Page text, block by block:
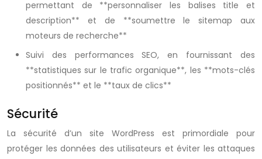
permettant de **personnaliser les balises title et
description** et de **soumettre le sitemap aux
moteurs de recherche**
Suivi des performances SEO, en fournissant des
**statistiques sur le trafic organique**, les **mots-clés
positionnés** et le **taux de clics**
Sécurité
La sécurité d’un site WordPress est primordiale pour
protéger les données des utilisateurs et éviter les attaques